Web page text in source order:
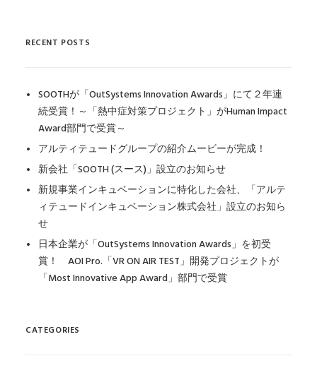
RECENT POSTS
SOOTHが「OutSystems Innovation Awards」にて２年連
続受賞！～「熱中症対策プロジェクト」がHuman Impact
Award部門で受賞～
アルティテュードグループの紹介ムービーが完成！
新会社「SOOTH (スース)」設立のお知らせ
新規事業インキュベーションに特化した会社、「アルテ
ィテュードインキュベーション株式会社」設立のお知ら
せ
日本企業が「OutSystems Innovation Awards」を初受
賞！ AOI Pro.「VR ON AIR TEST」開発プロジェクトが
「Most Innovative App Award」部門で受賞
CATEGORIES